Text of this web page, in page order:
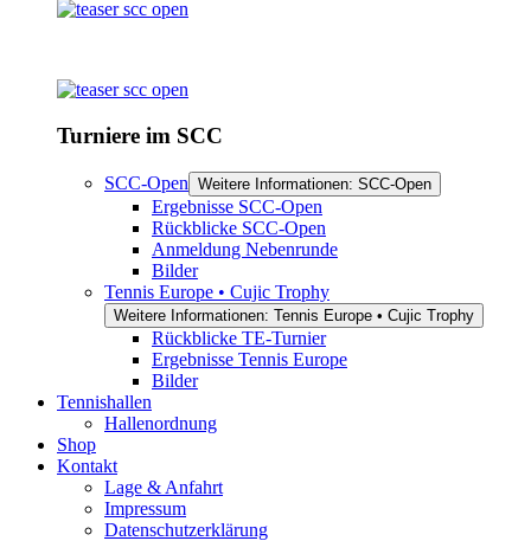
Turniere im SCC
SCC-Open Weitere Informationen: SCC-Open
Ergebnisse SCC-Open
Rückblicke SCC-Open
Anmeldung Nebenrunde
Bilder
Tennis Europe • Cujic Trophy
Weitere Informationen: Tennis Europe • Cujic Trophy
Rückblicke TE-Turnier
Ergebnisse Tennis Europe
Bilder
Tennishallen
Hallenordnung
Shop
Kontakt
Lage & Anfahrt
Impressum
Datenschutzerklärung